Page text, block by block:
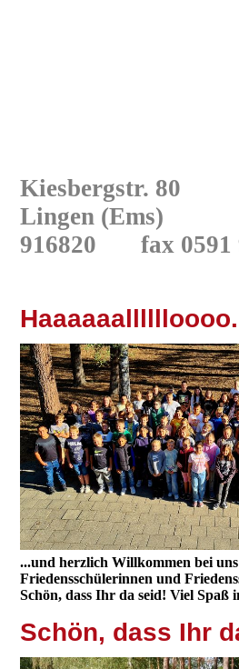
Kiesbergstr. 80
Lingen (Ems)
916820 fax 0591
...und herzlich Willkommen bei
Friedensschülerinnen und
Schön, dass Ihr da seid! Viel Spaß
Schön, dass Ihr